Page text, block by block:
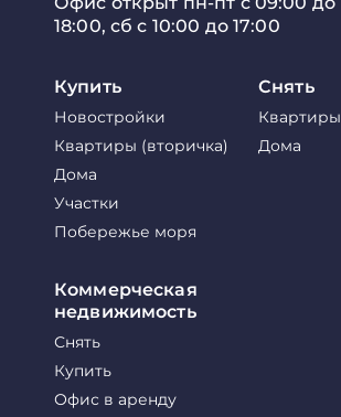
18:00, сб с 10:00 до 17:00
Купить
Новостройки
Квартиры (вторичка)
Дома
Участки
Побережье моря
Снять
Квартиры
Дома
Коммерческая
недвижимость
Снять
Купить
Офис в аренду